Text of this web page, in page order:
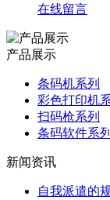
在线留言
产品展示
条码机系列
彩色打印机
扫码枪系列
条码软件系列
新闻资讯
自我派遣的